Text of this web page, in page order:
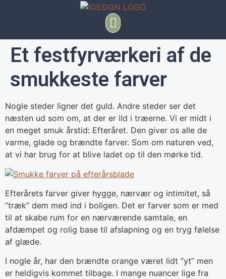
Et festfyrværkeri af de
smukkeste farver
Nogle steder ligner det guld. Andre steder ser det
næsten ud som om, at der er ild i træerne. Vi er midt i
en meget smuk årstid: Efteråret. Den giver os alle de
varme, glade og brændte farver. Som om naturen ved,
at vi har brug for at blive ladet op til den mørke tid.
Efterårets farver giver hygge, nærvær og intimitet, så
”træk” dem med ind i boligen. Det er farver som er med
til at skabe rum for en nærværende samtale, en
afdæmpet og rolig base til afslapning og en tryg følelse
af glæde.
I nogle år, har den brændte orange været lidt ”yt” men
er heldigvis kommet tilbage. I mange nuancer lige fra